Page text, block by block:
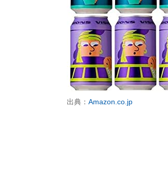
出典： Amazon.co.jp